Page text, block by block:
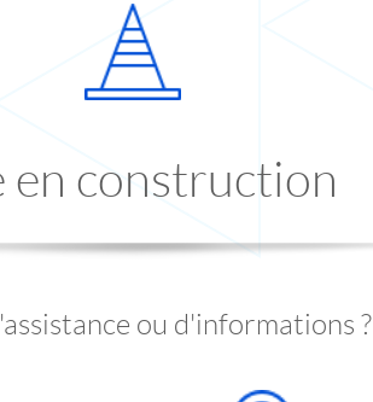
en construction
ou d'informations ?